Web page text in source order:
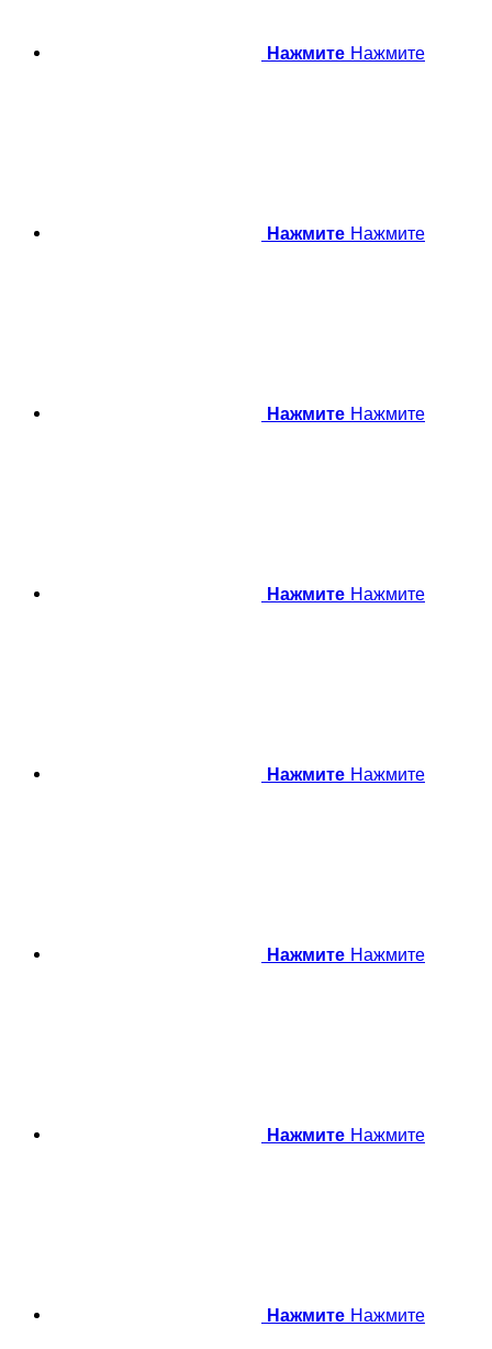
Нажмите Нажмите
Нажмите Нажмите
Нажмите Нажмите
Нажмите Нажмите
Нажмите Нажмите
Нажмите Нажмите
Нажмите Нажмите
Нажмите Нажмите